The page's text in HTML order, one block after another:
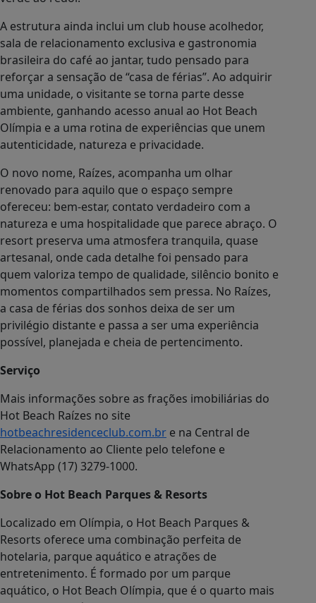
privilégio distante e passa a ser uma experiência
possível, planejada e cheia de pertencimento.
Serviço
Mais informações sobre as frações imobiliárias do
Hot Beach Raízes no site
hotbeachresidenceclub.com.bre na Central de
Relacionamento ao Cliente pelo telefone e
WhatsApp (17) 3279-1000.
Sobre o Hot Beach Parques & Resorts
Localizado em Olímpia, o Hot Beach Parques &
Resorts oferece uma combinação perfeita de
hotelaria, parque aquático e atrações de
entretenimento. É formado por um parque
aquático, o Hot Beach Olímpia, que é o quarto mais
visitado da América Latina; um centro de
entretenimento noturno, que é a Vila Guarani; um
restaurante, o Terraço Hot Beach, e quatro resorts
atualmente, são 1.292 apartamentos e outros 800
estão em edificação. A empresa pertence ao Grupo
Ferrasa, da sociedade Ferrato e Sant’Anna, fundada
em 1981.
FONTE/CRÉDITOS:Lettera Comunicação
FONTE/CRÉDITOS (IMAGEM DE CAPA):
Parques & Resorts
Hot Beach Parques & Resorts
Hot Beach Raízes
Multipropriedade